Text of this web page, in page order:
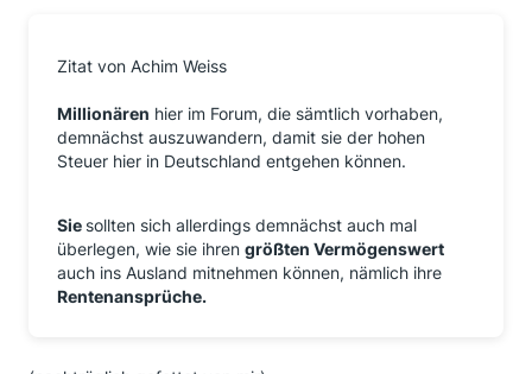
Zitat von Achim Weiss
Millionären hier im Forum, die sämtlich vorhaben,
demnächst auszuwandern, damit sie der hohen
Steuer hier in Deutschland entgehen können.
Sie sollten sich allerdings demnächst auch mal
überlegen, wie sie ihren größten Vermögenswert
auch ins Ausland mitnehmen können, nämlich ihre
Rentenansprüche.